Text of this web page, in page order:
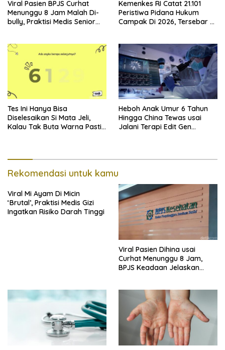
Viral Pasien BPJS Curhat
Menunggu 8 Jam Malah Di-
bully, Praktisi Medis Senior
Kemenkes RI Catat 21.101
Peristiwa Pidana Hukum
Campak Di 2026, Tersebar Di
Tes Ini Hanya Bisa
Diselesaikan Si Mata Jeli,
Kalau Tak Buta Warna Pasti
Heboh Anak Umur 6 Tahun
Hingga China Tewas usai
Jalani Terapi Edit Gen
Rekomendasi untuk kamu
Viral Mi Ayam Di Micin
‘Brutal’, Praktisi Medis Gizi
Ingatkan Risiko Darah Tinggi
Viral Pasien Dihina usai
Curhat Menunggu 8 Jam,
BPJS Keadaan Jelaskan